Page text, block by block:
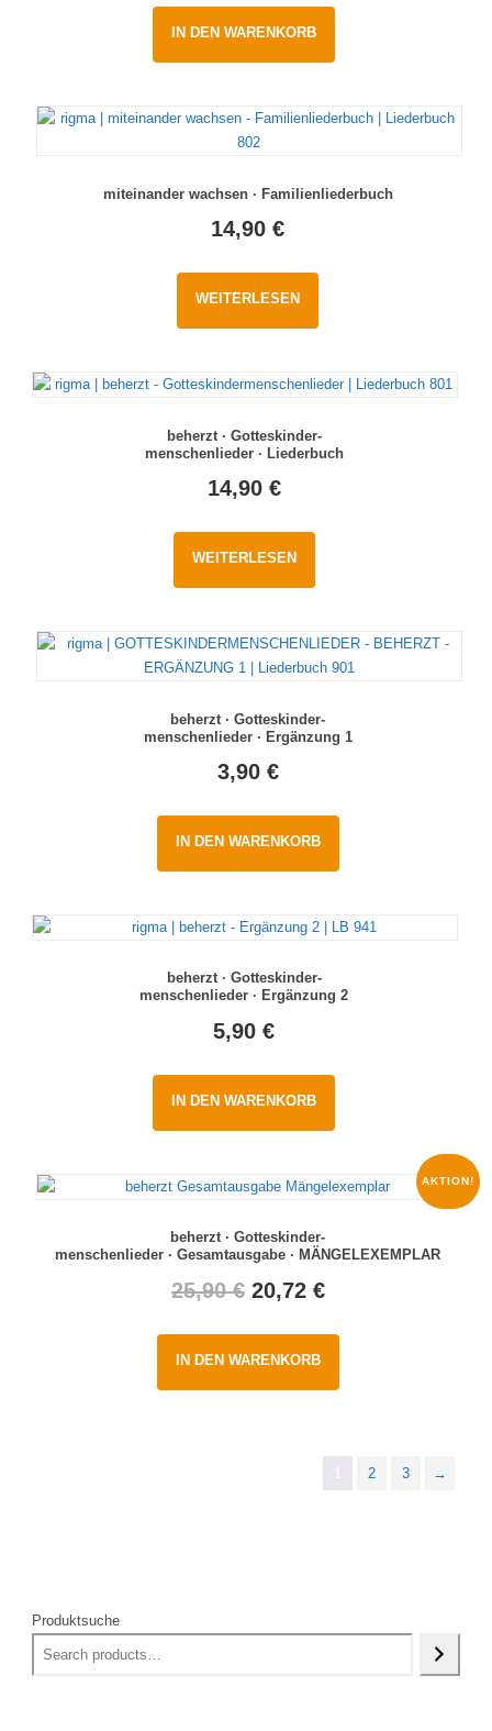
IN DEN WARENKORB
miteinander wachsen · Familienliederbuch
14,90€
WEITERLESEN
beherzt · Gotteskinder-
menschenlieder · Liederbuch
14,90 €
WEITERLESEN
beherzt · Gotteskinder-
menschenlieder · Ergänzung 1
3,90 €
IN DEN WARENKORB
beherzt · Gotteskinder-
menschenlieder · Ergänzung 2
5,90€
IN DEN WARENKORB
AKTION!
beherzt · Gotteskinder-
menschenlieder · Gesamtausgabe · MÄNGELEXEMPLAR
25,90€ Original
was:
20,72 €Current
IN DEN WARENKORB
2 3 →
Produktsuche